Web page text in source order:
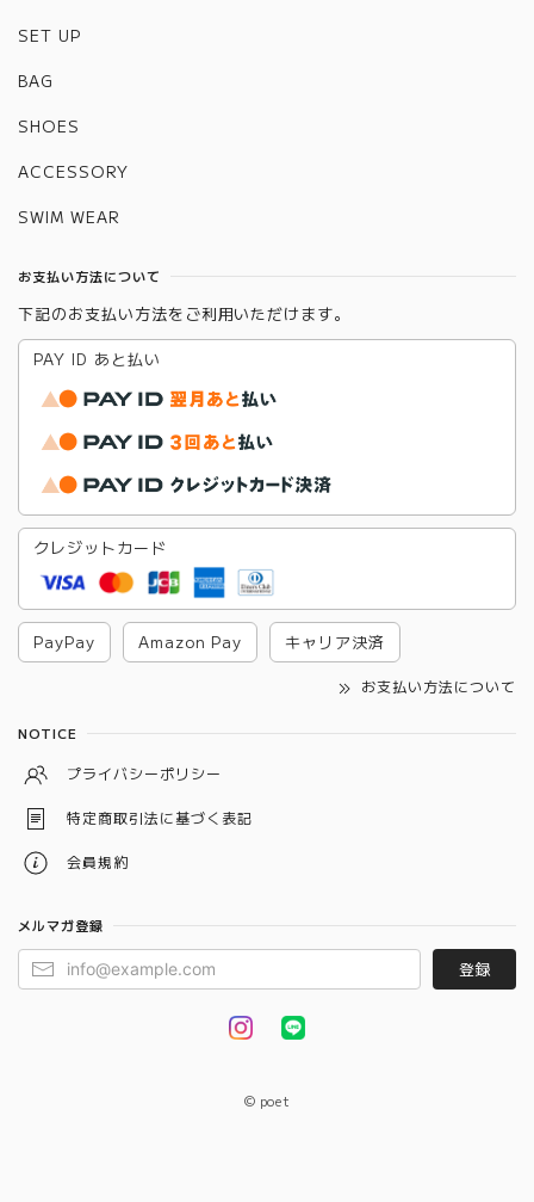
SET UP
BAG
SHOES
ACCESSORY
SWIM WEAR
お支払い方法について
下記のお支払い方法をご利用いただけます。
PAY ID あと払い
クレジットカード
PayPay Amazon Pay キャリア決済
お支払い方法について
NOTICE
プライバシーポリシー
特定商取引法に基づく表記
会員規約
メルマガ登録
登録
© poet